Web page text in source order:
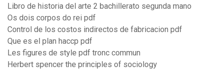
Libro de historia del arte 2 bachillerato segunda mano
Os dois corpos do rei pdf
Control de los costos indirectos de fabricacion pdf
Que es el plan haccp pdf
Les figures de style pdf tronc commun
Herbert spencer the principles of sociology